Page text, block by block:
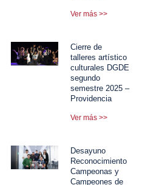
Ver más >>
Cierre de
talleres artístico
culturales DGDE
segundo
semestre 2025 –
Providencia
Ver más >>
Desayuno
Reconocimiento
Campeonas y
Campeones de